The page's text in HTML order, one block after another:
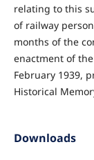
relating to this
of railway
months of the
enactment of
February 1939,
Historical
Downloads